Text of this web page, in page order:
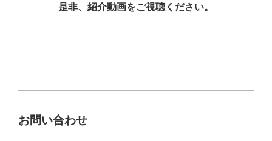
是非、紹介動画をご視聴ください。
お問い合わせ